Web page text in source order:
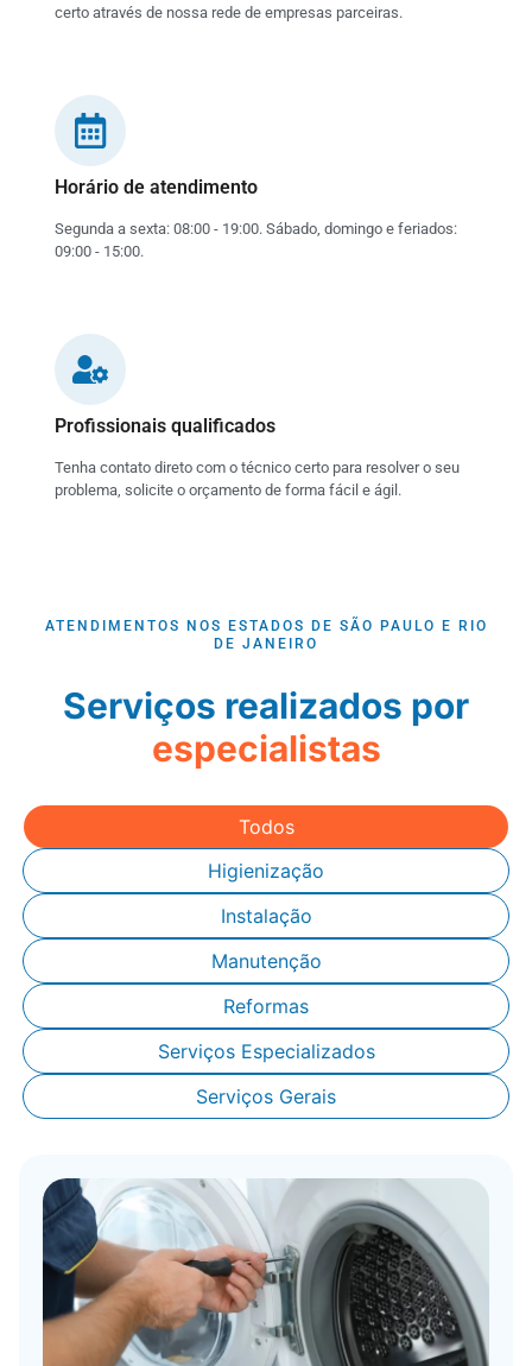
certo através de nossa rede de empresas parceiras.
Horário de atendimento
Segunda a sexta: 08:00 - 19:00. Sábado, domingo e feriados:
09:00 - 15:00.
Profissionais qualificados
Tenha contato direto com o técnico certo para resolver o seu
problema, solicite o orçamento de forma fácil e ágil.
ATENDIMENTOS NOS ESTADOS DE SÃO PAULO E RIO
DE JANEIRO
Serviços realizados por
especialistas
Higienização
Instalação
Manutenção
Reformas
Serviços Especializados
Serviços Gerais
Todos